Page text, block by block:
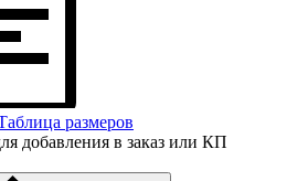
размеров
добавления в заказ или КП